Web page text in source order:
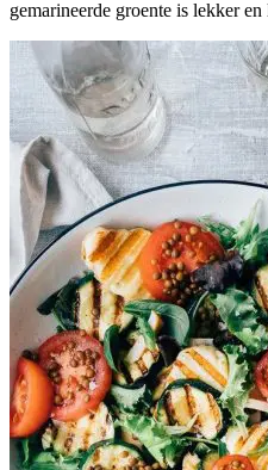
gemarineerde groente is lekker